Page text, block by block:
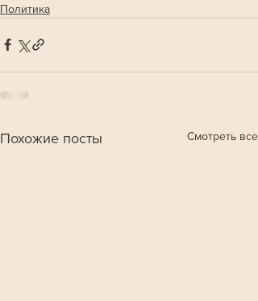
Политика
Похожие посты Смотреть все